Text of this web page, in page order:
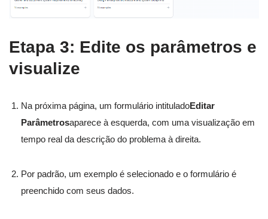
Etapa 3: Edite os parâmetros e
visualize
Na próxima página, um formulário intituladoEditar
Parâmetrosaparece à esquerda, com uma visualização em
tempo real da descrição do problema à direita.
Por padrão, um exemplo é selecionado e o formulário é
preenchido com seus dados.